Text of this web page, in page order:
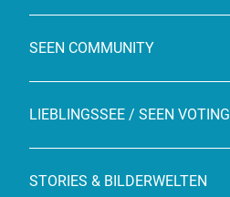
SEEN COMMUNITY
LIEBLINGSSEE / SEEN VOTING
STORIES & BILDERWELTEN